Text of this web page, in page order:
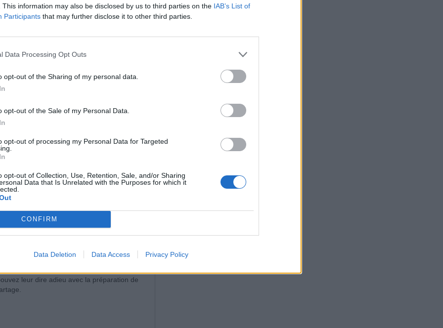
This information may also be disclosed by us to third parties on the IAB’s List of
Participants that may further disclose it to other third parties.
Data Processing Opt Outs
opt-out of the Sharing of my personal data.
opt-out of the Sale of my Personal Data.
opt-out of processing my Personal Data for Targeted
opt-out of Collection, Use, Retention, Sale, and/or Sharing
Data that Is Unrelated with the Purposes for which it
CONFIRM
Data Deletion Data Access Privacy Policy
luttent contre les poils indésirables sur
ceux du duvet.
4 conseils que vous devez
sont un problème courant, notamment sur le
le front. Contrairement aux idées reçues, ils
à une mauvaise hygiène, mais à des
de les réduiresans agresser la
d’adopter les bons gestes.
sur le Visage
leur dire adieu avec la préparation de